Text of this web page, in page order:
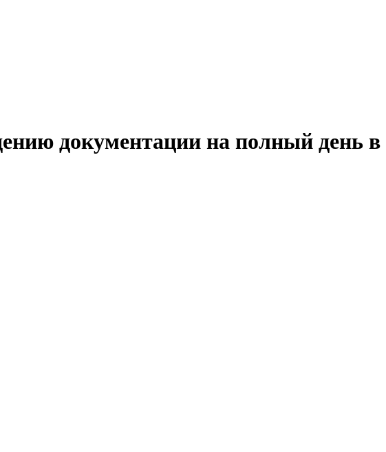
документации на полный день в